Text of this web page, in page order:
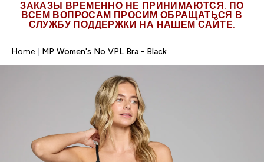
ЗАКАЗЫ ВРЕМЕННО НЕ ПРИНИМАЮТСЯ. ПО
ВСЕМ ВОПРОСАМ ПРОСИМ ОБРАЩАТЬСЯ В
СЛУЖБУ ПОДДЕРЖКИ НА НАШЕМ САЙТЕ.
Home MP Women's No VPL Bra - Black